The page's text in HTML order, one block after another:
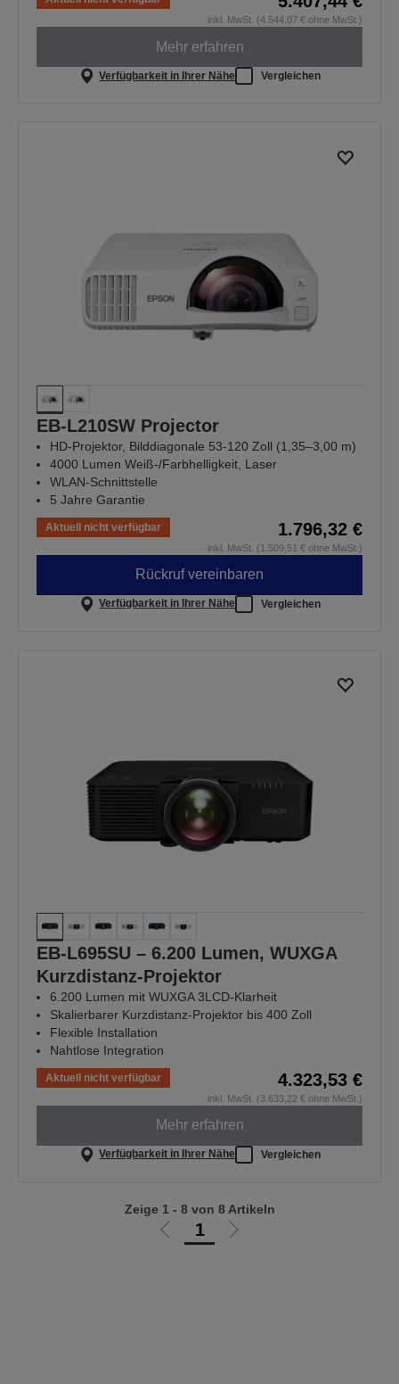
inkl. MwSt. (4.544,07 € ohne MwSt.)
Mehr erfahren
Verfügbarkeit in Ihrer Nähe Vergleichen
EB-L210SW Projector
HD-Projektor, Bilddiagonale 53-120 Zoll (1,35–3,00 m)
4000 Lumen Weiß-/Farbhelligkeit, Laser
WLAN-Schnittstelle
5 Jahre Garantie
Aktuell nicht verfügbar 1.796,32 €
inkl. MwSt. (1.509,51 € ohne MwSt.)
Rückruf vereinbaren
Verfügbarkeit in Ihrer Nähe Vergleichen
EB-L695SU – 6.200 Lumen, WUXGA
Kurzdistanz-Projektor
6.200 Lumen mit WUXGA 3LCD-Klarheit
Skalierbarer Kurzdistanz-Projektor bis 400 Zoll
Flexible Installation
Nahtlose Integration
Aktuell nicht verfügbar 4.323,53 €
inkl. MwSt. (3.633,22 € ohne MwSt.)
Mehr erfahren
Verfügbarkeit in Ihrer Nähe Vergleichen
Zur
1
Zur
Zeige 1 - 8 von 8 Artikeln